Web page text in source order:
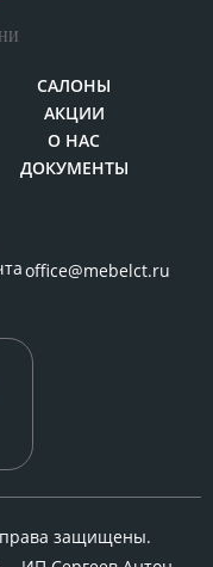
САЛОНЫ
АКЦИИ
О НАС
ДОКУМЕНТЫ
office@mebelct.ru
защищены.